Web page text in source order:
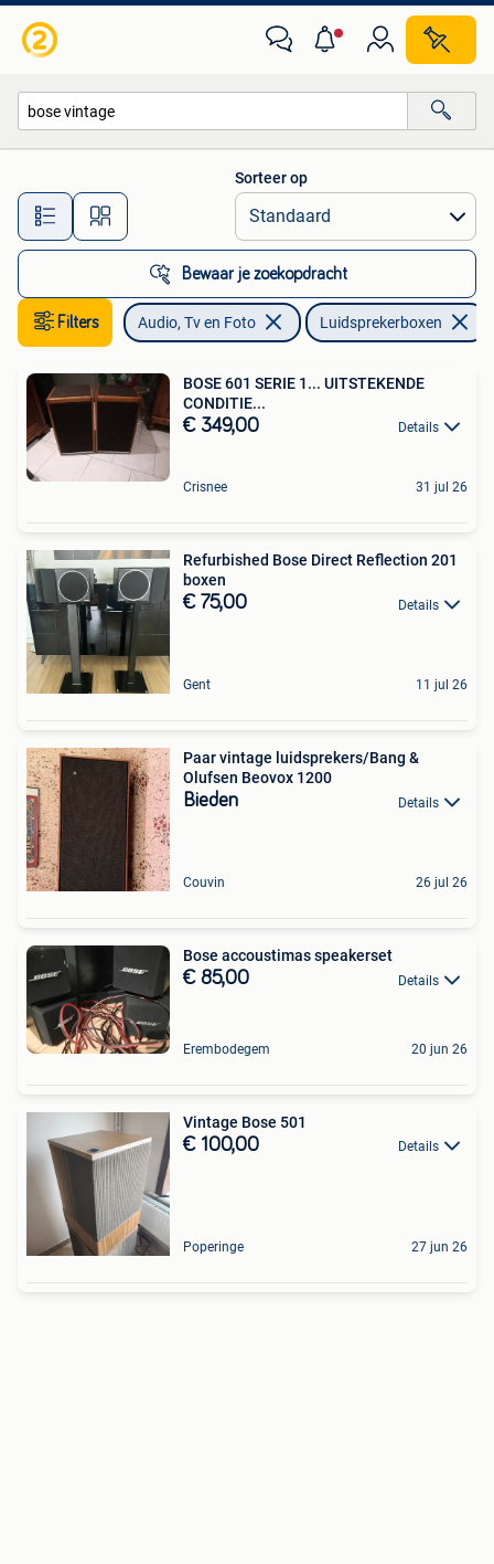
Alle afstanden…
Sorteer op
Bewaar je zoekopdracht
Filters Audio, Tv en Foto Luidsprekerboxen
BOSE 601 SERIE 1... UITSTEKENDE
CONDITIE...
€ 349,00 Details
Crisnee 31 jul 26
Refurbished Bose Direct Reflection 201
boxen
€ 75,00 Details
Gent 11 jul 26
Paar vintage luidsprekers/Bang &
Olufsen Beovox 1200
Bieden Details
Couvin 26 jul 26
Bose accoustimas speakerset
€ 85,00 Details
Erembodegem 20 jun 26
Vintage Bose 501
€ 100,00 Details
Poperinge 27 jun 26